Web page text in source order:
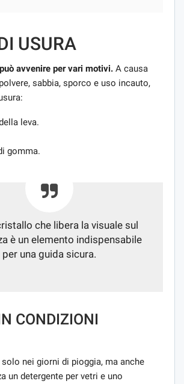
USURA
avvenire per vari motivi. A causa
sabbia, sporco e uso incauto,
leva.
gomma.
che libera la visuale sul
è un elemento indispensabile
per una guida sicura.
CONDIZIONI
solo nei giorni di pioggia, ma anche
un detergente per vetri e uno